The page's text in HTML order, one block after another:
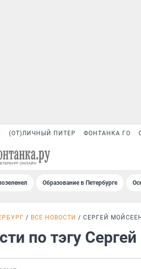
(ОТ)ЛИЧНЫЙ ПИТЕР ФОНТАНКА ГО
Образование в Петербурге
ВСЕ НОВОСТИ СЕРГЕЙ
по тэгу